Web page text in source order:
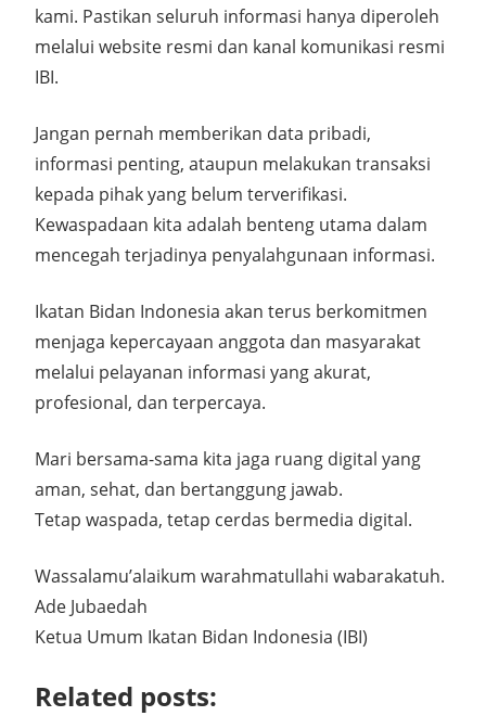
kami. Pastikan seluruh informasi hanya diperoleh
melalui website resmi dan kanal komunikasi resmi
IBI.
Jangan pernah memberikan data pribadi,
informasi penting, ataupun melakukan transaksi
kepada pihak yang belum terverifikasi.
Kewaspadaan kita adalah benteng utama dalam
mencegah terjadinya penyalahgunaan informasi.
Ikatan Bidan Indonesia akan terus berkomitmen
menjaga kepercayaan anggota dan masyarakat
melalui pelayanan informasi yang akurat,
profesional, dan terpercaya.
Mari bersama-sama kita jaga ruang digital yang
aman, sehat, dan bertanggung jawab.
Tetap waspada, tetap cerdas bermedia digital.
Wassalamu’alaikum warahmatullahi wabarakatuh.
Ade Jubaedah
Ketua Umum Ikatan Bidan Indonesia (IBI)
Related posts: